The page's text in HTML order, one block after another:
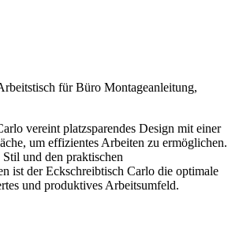
für Büro Montageanleitung,
vereint platzsparendes Design mit einer
um effizientes Arbeiten zu ermöglichen.
und den praktischen
ist der Eckschreibtisch Carlo die optimale
und produktives Arbeitsumfeld.